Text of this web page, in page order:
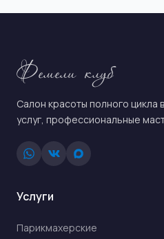
Фемели клуб
Салон красоты полного цикла
услуг, профессиональные
Услуги
Парикмахерские